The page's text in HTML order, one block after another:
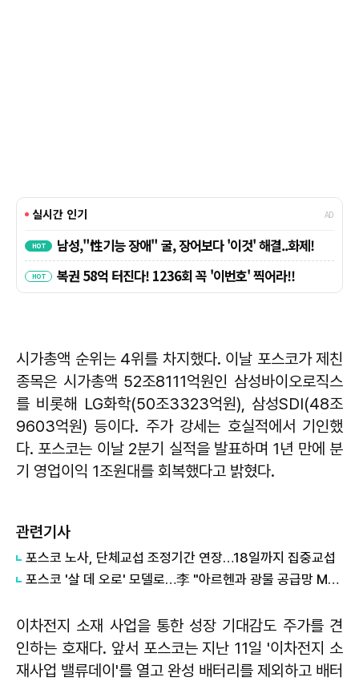
시가총액 순위는 4위를 차지했다. 이날 포스코가 제친
종목은 시가총액 52조8111억원인 삼성바이오로직스
를 비롯해 LG화학(50조3323억원), 삼성SDI(48조
9603억원) 등이다. 주가 강세는 호실적에서 기인했
다. 포스코는 이날 2분기 실적을 발표하며 1년 만에 분
기 영업이익 1조원대를 회복했다고 밝혔다.
관련기사
포스코 노사, 단체교섭 조정기간 연장…18일까지 집중교섭
포스코 '살 데 오로' 모델로…李 "아르헨과 광물 공급망 MOU"
이차전지 소재 사업을 통한 성장 기대감도 주가를 견
인하는 호재다. 앞서 포스코는 지난 11일 '이차전지 소
재사업 밸류데이'를 열고 완성 배터리를 제외하고 배터